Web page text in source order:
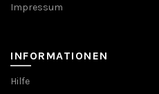
Impressum
INFORMATIONEN
Hilfe